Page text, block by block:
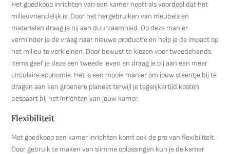
Het goedkoop inrichten van een kamer heeft als voordeel dat het
milieuvriendelijk is. Door het hergebruiken van meubels en
materialen draag je bij aan duurzaamheid. Op deze manier
verminder je de vraag naar nieuwe productie en help je de impact op
het milieu te verkleinen. Door bewust te kiezen voor tweedehands
items geef je deze een tweede leven en draag je bij aan een meer
circulaire economie. Het is een mooie manier om jouw steentje bij te
dragen aan een groenere planeet terwijl je tegelijkertijd kosten
bespaart bij het inrichten van jouw kamer.
Flexibiliteit
Met goedkoop een kamer inrichten komt ook de pro van flexibiliteit.
Door gebruik te maken van slimme oplossingen kun je de kamer